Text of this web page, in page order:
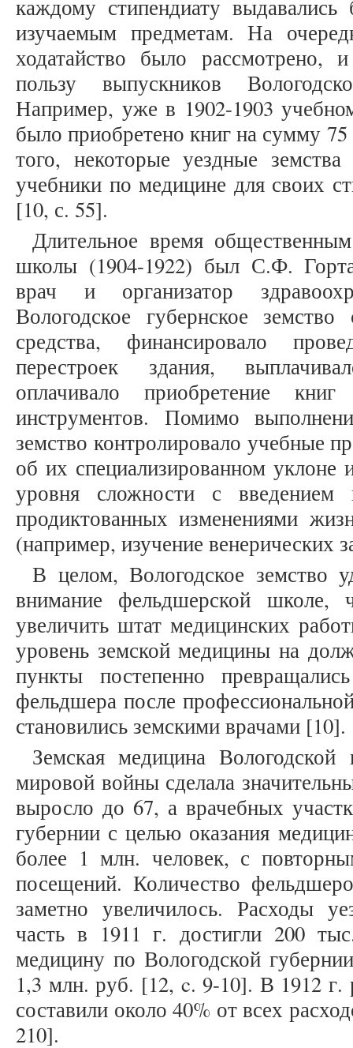
каждому стипендиату
изучаемым предметам. На
ходатайство было
пользу выпускников
Например, уже в 1902-1903
было приобретено книг на сумму
того, некоторые уездные
учебники по медицине для своих
[10, с. 55].
Длительное время
школы (1904-1922) был С.Ф.
врач и организатор
Вологодское губернское
средства, финансировало
перестроек здания,
оплачивало приобретение
инструментов. Помимо
земство контролировало учебные
об их специализированном уклоне
уровня сложности с
продиктованных изменениями
(например, изучение венерических
В целом, Вологодское земство
внимание фельдшерской школе,
увеличить штат медицинских
уровень земской медицины на
пункты постепенно
фельдшера после
становились земскими врачами [10].
Земская медицина
мировой войны сделала
выросло до 67, а врачебных
губернии с целью оказания
более 1 млн. человек, с
посещений. Количество
заметно увеличилось. Расходы
часть в 1911 г. достигли 200
медицину по Вологодской
1,3 млн. руб. [12, c. 9-10]. В 1912 г.
составили около 40% от всех
210].